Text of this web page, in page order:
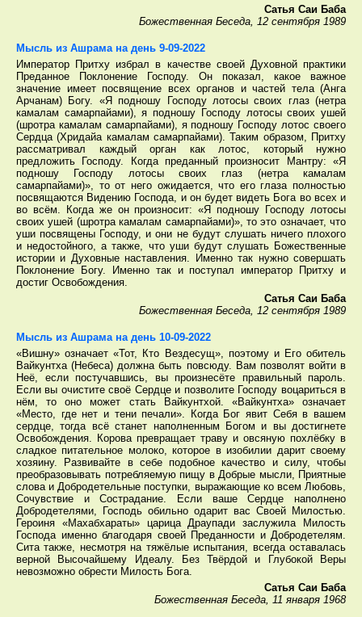
Сатья Саи Баба
Божественная Беседа, 12 сентября 1989
Мысль из Ашрама на день 9-09-2022
Император Притху избрал в качестве своей Духовной практики
Преданное Поклонение Господу. Он показал, какое важное
значение имеет посвящение всех органов и частей тела (Анга
Арчанам) Богу. «Я подношу Господу лотосы своих глаз (нетра
камалам самарпайами), я подношу Господу лотосы своих ушей
(шротра камалам самарпайами), я подношу Господу лотос своего
Сердца (Хридайа камалам самарпайами). Таким образом, Притху
рассматривал каждый орган как лотос, который нужно
предложить Господу. Когда преданный произносит Мантру: «Я
подношу Господу лотосы своих глаз (нетра камалам
самарпайами)», то от него ожидается, что его глаза полностью
посвящаются Видению Господа, и он будет видеть Бога во всех и
во всём. Когда же он произносит: «Я подношу Господу лотосы
своих ушей (шротра камалам самарпайами)», то это означает, что
уши посвящены Господу, и они не будут слушать ничего плохого
и недостойного, а также, что уши будут слушать Божественные
истории и Духовные наставления. Именно так нужно совершать
Поклонение Богу. Именно так и поступал император Притху и
достиг Освобождения.
Сатья Саи Баба
Божественная Беседа, 12 сентября 1989
Мысль из Ашрама на день 10-09-2022
«Вишну» означает «Тот, Кто Вездесущ», поэтому и Его обитель
Вайкунтха (Небеса) должна быть повсюду. Вам позволят войти в
Неё, если постучавшись, вы произнесёте правильный пароль.
Если вы очистите своё Сердце и позволите Господу воцариться в
нём, то оно может стать Вайкунтхой. «Вайкунтха» означает
«Место, где нет и тени печали». Когда Бог явит Себя в вашем
сердце, тогда всё станет наполненным Богом и вы достигнете
Освобождения. Корова превращает траву и овсяную похлёбку в
сладкое питательное молоко, которое в изобилии дарит своему
хозяину. Развивайте в себе подобное качество и силу, чтобы
преобразовывать потребляемую пищу в Добрые мысли, Приятные
слова и Добродетельные поступки, выражающие ко всем Любовь,
Сочувствие и Сострадание. Если ваше Сердце наполнено
Добродетелями, Господь обильно одарит вас Своей Милостью.
Героиня «Махабхараты» царица Драупади заслужила Милость
Господа именно благодаря своей Преданности и Добродетелям.
Сита также, несмотря на тяжёлые испытания, всегда оставалась
верной Высочайшему Идеалу. Без Твёрдой и Глубокой Веры
невозможно обрести Милость Бога.
Сатья Саи Баба
Божественная Беседа, 11 января 1968